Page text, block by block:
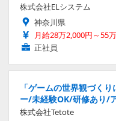
株式会社ELシステム
神奈川県
月給28万2,000円～55
正社員
「ゲームの世界観づく
ー/未経験OK/研修あり/
株式会社Tetote